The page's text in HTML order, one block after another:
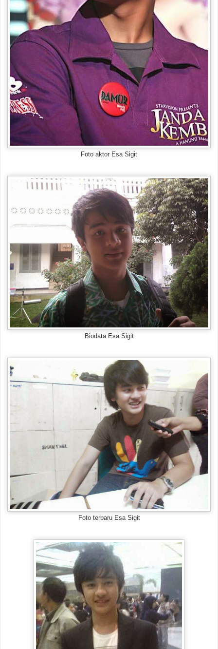
Foto aktor Esa Sigit
Biodata Esa Sigit
Foto terbaru Esa Sigit